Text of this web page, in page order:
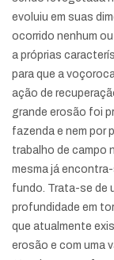
evoluiu em suas
ocorrido nenhum
a próprias
para que a
ação de
grande erosão foi
fazenda e nem por
trabalho de campo
mesma já
fundo. Trata-se de
profundidade em
que atualmente
erosão e com uma